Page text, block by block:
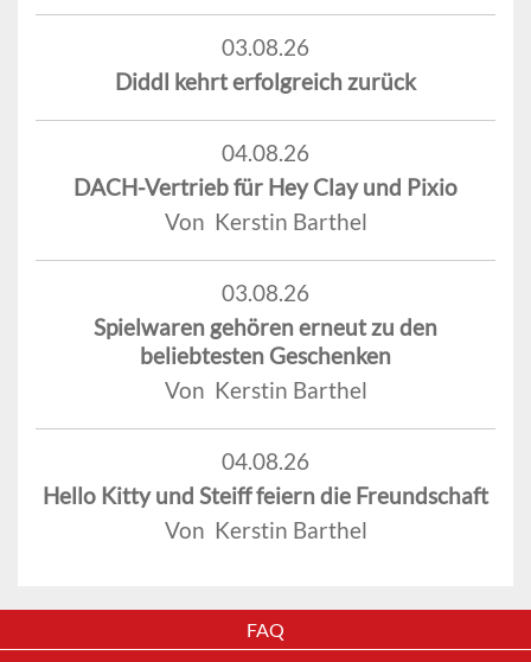
03.08.26
Diddl kehrt erfolgreich zurück
04.08.26
DACH-Vertrieb für Hey Clay und Pixio
Von Kerstin Barthel
03.08.26
Spielwaren gehören erneut zu den
beliebtesten Geschenken
Von Kerstin Barthel
04.08.26
Hello Kitty und Steiff feiern die Freundschaft
Von Kerstin Barthel
FAQ